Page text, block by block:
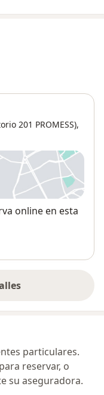
201 PROMESS),
en una nueva
online en esta
dirección
particulares.
reservar, o
su aseguradora.